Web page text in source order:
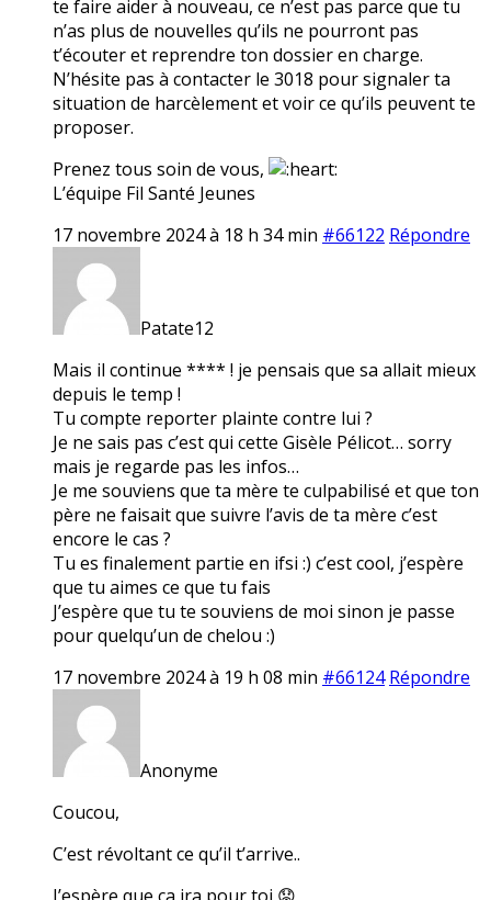
te faire aider à nouveau, ce n’est pas parce que tu
n’as plus de nouvelles qu’ils ne pourront pas
t’écouter et reprendre ton dossier en charge.
N’hésite pas à contacter le 3018 pour signaler ta
situation de harcèlement et voir ce qu’ils peuvent te
proposer.
Prenez tous soin de vous,
L’équipe Fil Santé Jeunes
17 novembre 2024 à 18 h 34 min #66122 Répondre
Patate12
Mais il continue **** ! je pensais que sa allait mieux
depuis le temp !
Tu compte reporter plainte contre lui ?
Je ne sais pas c’est qui cette Gisèle Pélicot… sorry
mais je regarde pas les infos…
Je me souviens que ta mère te culpabilisé et que ton
père ne faisait que suivre l’avis de ta mère c’est
encore le cas ?
Tu es finalement partie en ifsi :) c’est cool, j’espère
que tu aimes ce que tu fais
J’espère que tu te souviens de moi sinon je passe
pour quelqu’un de chelou :)
17 novembre 2024 à 19 h 08 min #66124 Répondre
Anonyme
Coucou,
C’est révoltant ce qu’il t’arrive..